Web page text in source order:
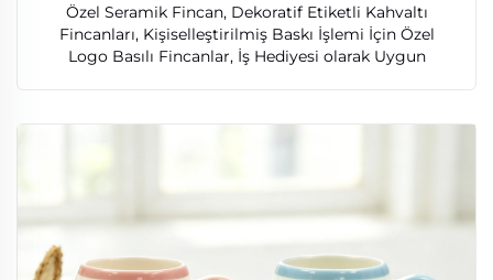
Özel Seramik Fincan, Dekoratif Etiketli Kahvaltı
Fincanları, Kişiselleştirilmiş Baskı İşlemi İçin Özel
Logo Basılı Fincanlar, İş Hediyesi olarak Uygun